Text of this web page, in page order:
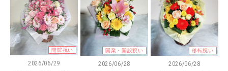
開院祝い
2026/06/29
開業・開設祝い
2026/06/28
移転祝い
2026/06/28